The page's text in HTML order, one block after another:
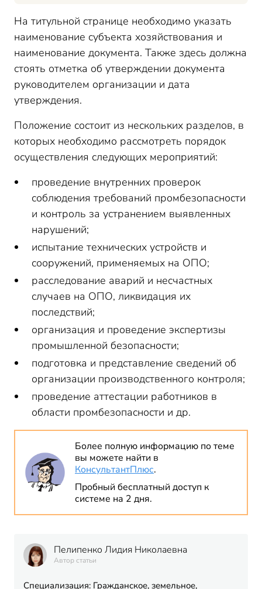
На титульной странице необходимо указать
наименование субъекта хозяйствования и
наименование документа. Также здесь должна
стоять отметка об утверждении документа
руководителем организации и дата
утверждения.
Положение состоит из нескольких разделов, в
которых необходимо рассмотреть порядок
осуществления следующих мероприятий:
проведение внутренних проверок
соблюдения требований промбезопасности
и контроль за устранением выявленных
нарушений;
испытание технических устройств и
сооружений, применяемых на ОПО;
расследование аварий и несчастных
случаев на ОПО, ликвидация их
последствий;
организация и проведение экспертизы
промышленной безопасности;
подготовка и представление сведений об
организации производственного контроля;
проведение аттестации работников в
области промбезопасности и др.
Более полную информацию по теме
вы можете найти в
КонсультантПлюс.
Пробный бесплатный доступ к
системе на 2 дня.
Пелипенко Лидия Николаевна
Автор статьи
Специализация: Гражданское, земельное,